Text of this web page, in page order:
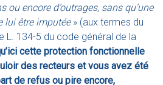
ou encore d’outrages, sans qu’une
lui être imputée » (aux termes du
L. 134-5 du code général de la
cette protection fonctionnelle
des recteurs et vous avez été
de refus ou pire encore,